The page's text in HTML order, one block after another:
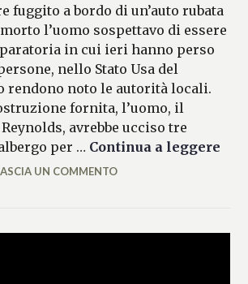
fuggito a bordo di un’auto rubata
l’uomo sospettavo di essere
in cui ieri hanno perso
nello Stato Usa del
rendono noto le autorità locali.
fornita, l’uomo, il
avrebbe ucciso tre
per … Continua a leggere
UN COMMENTO